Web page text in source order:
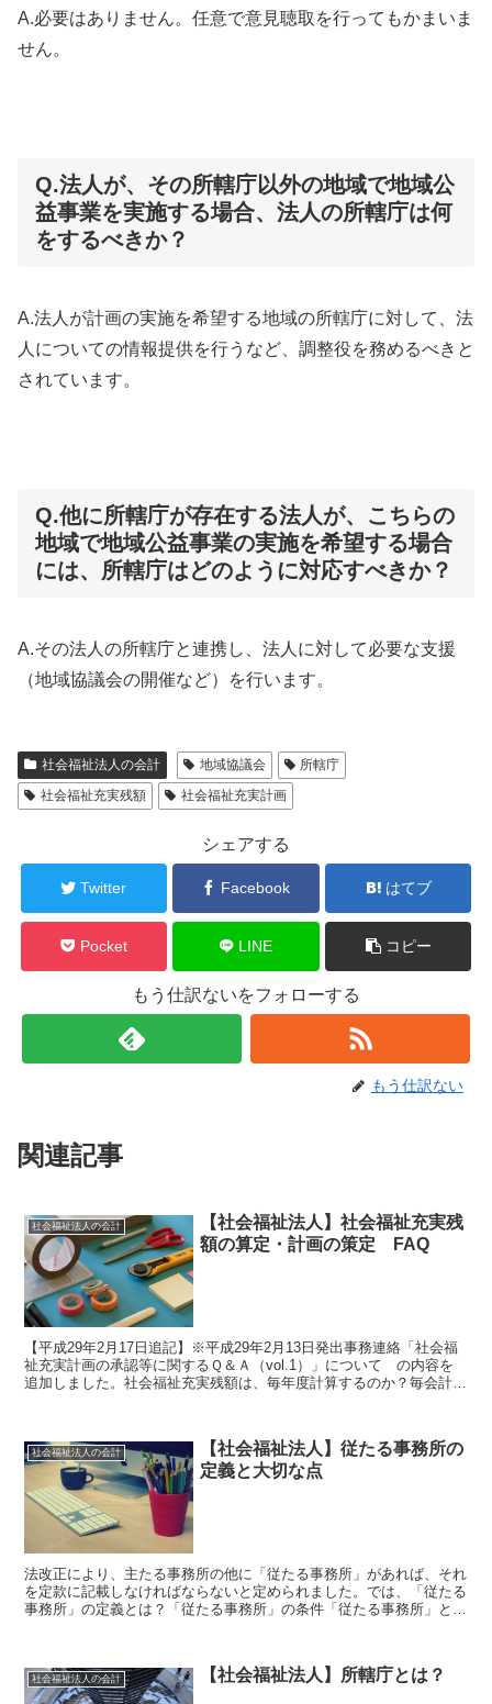
A.必要はありません。任意で意見聴取を行ってもかまいま
せん。
Q.法人が、その所轄庁以外の地域で地域公
益事業を実施する場合、法人の所轄庁は何
をするべきか？
A.法人が計画の実施を希望する地域の所轄庁に対して、法
人についての情報提供を行うなど、調整役を務めるべきと
されています。
Q.他に所轄庁が存在する法人が、こちらの
地域で地域公益事業の実施を希望する場合
には、所轄庁はどのように対応すべきか？
A.その法人の所轄庁と連携し、法人に対して必要な支援
（地域協議会の開催など）を行います。
社会福祉法人の会計 地域協議会
所轄庁
社会福祉充実残額
社会福祉充実計画
シェアする
Twitter Facebook はてブ
Pocket LINE コピー
もう仕訳ないをフォローする
もう仕訳ない
関連記事
社会福祉法人の会計
【社会福祉法人】社会福祉充実残
額の算定・計画の策定 FAQ
【平成29年2月17日追記】※平成29年2月13日発出事務連絡「社会福
祉充実計画の承認等に関するＱ＆Ａ（vol.1）」について の内容を
追加しました。社会福祉充実残額は、毎年度計算するのか？毎会計年
社会福祉法人の会計
【社会福祉法人】従たる事務所の
定義と大切な点
法改正により、主たる事務所の他に「従たる事務所」があれば、それ
を定款に記載しなければならないと定められました。では、「従たる
事務所」の定義とは？「従たる事務所」の条件「従たる事務所」とし
社会福祉法人の会計 【社会福祉法人】所轄庁とは？